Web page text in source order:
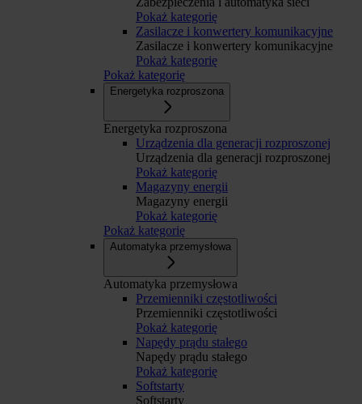
Pokaż kategorię
Zasilacze i konwertery komunikacyjne
Zasilacze i konwertery komunikacyjne
Pokaż kategorię
Pokaż kategorię
Energetyka rozproszona
Energetyka rozproszona
Urządzenia dla generacji rozproszonej
Urządzenia dla generacji rozproszonej
Pokaż kategorię
Magazyny energii
Magazyny energii
Pokaż kategorię
Pokaż kategorię
Automatyka przemysłowa
Automatyka przemysłowa
Przemienniki częstotliwości
Przemienniki częstotliwości
Pokaż kategorię
Napędy prądu stałego
Napędy prądu stałego
Pokaż kategorię
Softstarty
Softstarty